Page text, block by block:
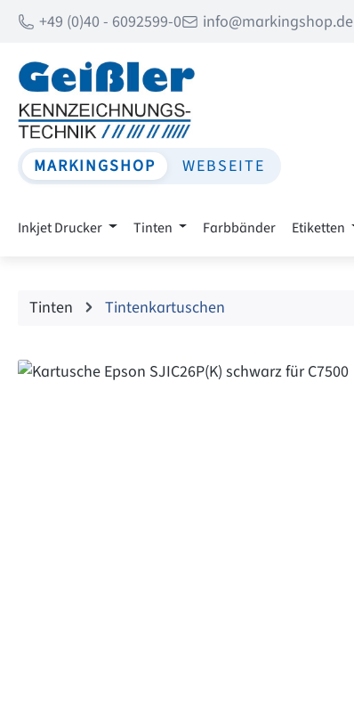
Hauptinhalt springen
Zur Suche springen
Zur Hauptnavigation springen
+49 (0)40 - 6092599-0 info@markingshop.de
MARKINGSHOP WEBSEITE
Inkjet Drucker Tinten Farbbänder Etiketten
Tinten Tintenkartuschen
Bildergalerie überspringen